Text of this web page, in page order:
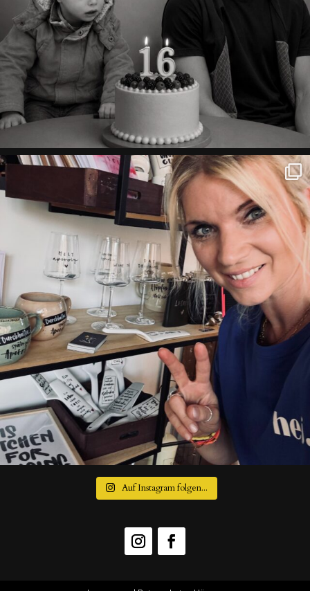
Auf Instagram folgen...